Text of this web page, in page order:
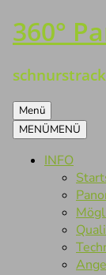
Zum
Inhalt
360°
Menü
MENÜMENÜ
INFO